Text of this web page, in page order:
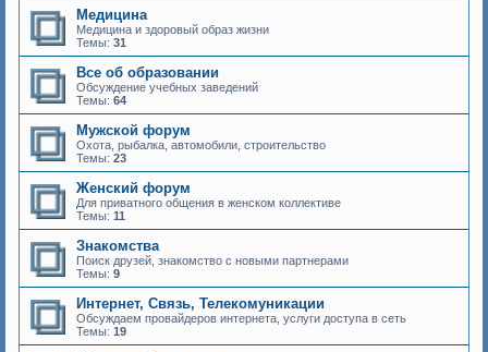
Медицина
Медицина и здоровый образ жизни
Темы: 31
Все об образовании
Обсуждение учебных заведений
Темы: 64
Мужской форум
Охота, рыбалка, автомобили, строительство
Темы: 23
Женский форум
Для приватного общения в женском коллективе
Темы: 11
Знакомства
Поиск друзей, знакомство с новыми партнерами
Темы: 9
Интернет, Связь, Телекомуникации
Обсуждаем провайдеров интернета, услуги доступа в сеть
Темы: 19